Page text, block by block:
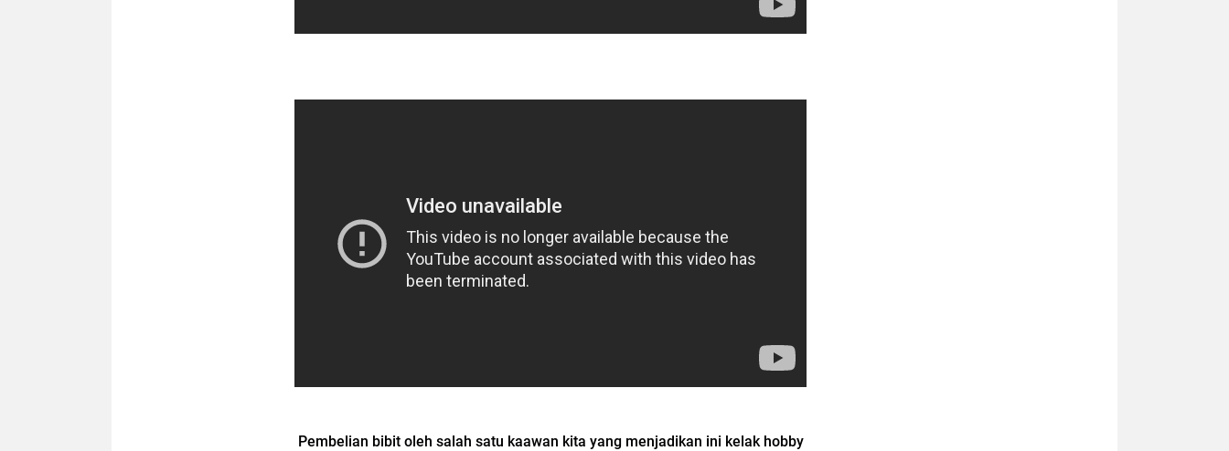
Pembelian bibit oleh salah satu kaawan kita yang menjadikan ini kelak hobby